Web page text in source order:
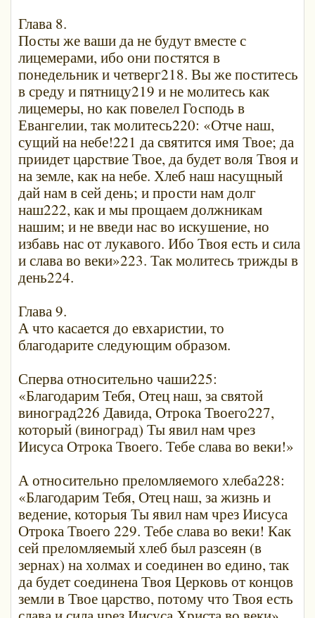
Глава 8.
Посты же ваши да не будут вместе с
лицемерами, ибо они постятся в
понедельник и четверг218. Вы же поститесь
в среду и пятницу219 и не молитесь как
лицемеры, но как повелел Господь в
Евангелии, так молитесь220: «Отче наш,
сущий на небе!221 да святится имя Твое; да
приидет царствие Твое, да будет воля Твоя и
на земле, как на небе. Хлеб наш насущный
дай нам в сей день; и прости нам долг
наш222, как и мы прощаем должникам
нашим; и не введи нас во искушение, но
избавь нас от лукавого. Ибо Твоя есть и сила
и слава во веки»223. Так молитесь трижды в
день224.
Глава 9.
А что касается до евхаристии, то
благодарите следующим образом.
Сперва относительно чаши225:
«Благодарим Тебя, Отец наш, за святой
виноград226 Давида, Отрока Твоего227,
который (виноград) Ты явил нам чрез
Иисуса Отрока Твоего. Тебе слава во веки!»
А относительно преломляемого хлеба228:
«Благодарим Тебя, Отец наш, за жизнь и
ведение, которыя Ты явил нам чрез Иисуса
Отрока Твоего 229. Тебе слава во веки! Как
сей преломляемый хлеб был разсеян (в
зернах) на холмах и соединен во едино, так
да будет соединена Твоя Церковь от концов
земли в Твое царство, потому что Твоя есть